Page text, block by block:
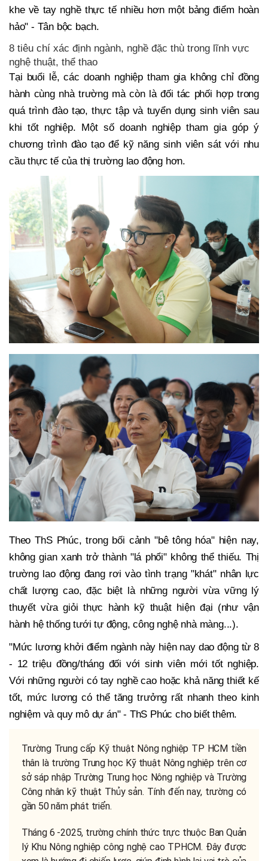
khe về tay nghề thực tế nhiều hơn một bảng điểm hoàn
hảo" - Tân bộc bạch.
8 tiêu chí xác định ngành, nghề đặc thù trong lĩnh vực
nghệ thuật, thể thao
Tại buổi lễ, các doanh nghiệp tham gia không chỉ đồng
hành cùng nhà trường mà còn là đối tác phối hợp trong
quá trình đào tạo, thực tập và tuyển dụng sinh viên sau
khi tốt nghiệp. Một số doanh nghiệp tham gia góp ý
chương trình đào tạo để kỹ năng sinh viên sát với nhu
cầu thực tế của thị trường lao động hơn.
Theo ThS Phúc, trong bối cảnh "bê tông hóa" hiện nay,
không gian xanh trở thành "lá phổi" không thể thiếu. Thị
trường lao động đang rơi vào tình trạng "khát" nhân lực
chất lượng cao, đặc biệt là những người vừa vững lý
thuyết vừa giỏi thực hành kỹ thuật hiện đại (như vận
hành hệ thống tưới tự động, công nghệ nhà màng...).
"Mức lương khởi điểm ngành này hiện nay dao động từ 8
- 12 triệu đồng/tháng đối với sinh viên mới tốt nghiệp.
Với những người có tay nghề cao hoặc khả năng thiết kế
tốt, mức lương có thể tăng trưởng rất nhanh theo kinh
nghiệm và quy mô dự án" - ThS Phúc cho biết thêm.
Trường Trung cấp Kỹ thuật Nông nghiệp TP HCM tiền
thân là trường Trung học Kỹ thuật Nông nghiệp trên cơ
sở sáp nhập Trường Trung học Nông nghiệp và Trường
Công nhân kỹ thuật Thủy sản. Tính đến nay, trường có
gần 50 năm phát triển.
Tháng 6 -2025, trường chính thức trực thuộc Ban Quản
lý Khu Nông nghiệp công nghệ cao TPHCM. Đây được